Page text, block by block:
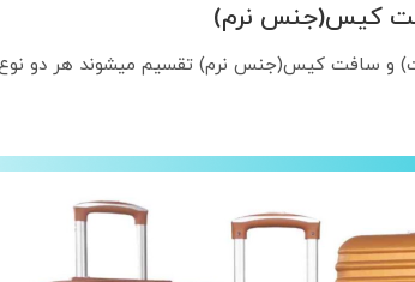
کیس(جنس نرم)
سافت کیس(جنس نرم) تقسیم میشوند هر دو نوع